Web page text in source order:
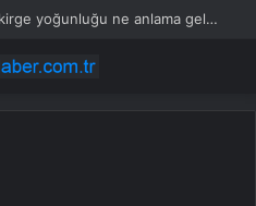
Bazı kentlerde görülen çekirge yoğunluğu ne anlama geliyor?